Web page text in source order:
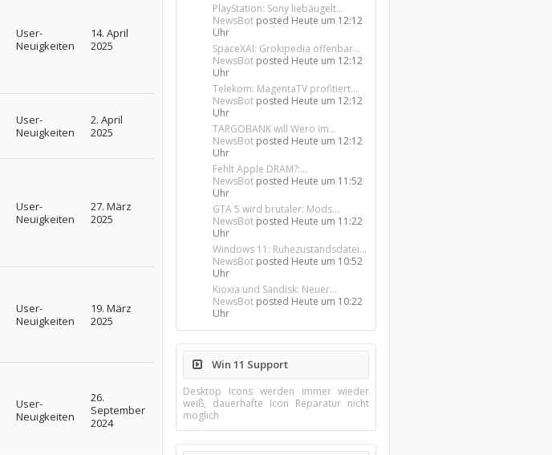
User-
Neuigkeiten
14. April
2025
User-
Neuigkeiten
2. April
2025
User-
Neuigkeiten
27. März
2025
User-
Neuigkeiten
19. März
2025
User-
Neuigkeiten
26.
September
2024
PlayStation: Sony liebäugelt...
NewsBot posted Heute um 12:12
Uhr
SpaceXAI: Grokipedia offenbar...
NewsBot posted Heute um 12:12
Uhr
Telekom: MagentaTV profitiert...
NewsBot posted Heute um 12:12
Uhr
TARGOBANK will Wero im...
NewsBot posted Heute um 12:12
Uhr
Fehlt Apple DRAM?:...
NewsBot posted Heute um 11:52
Uhr
GTA 5 wird brutaler: Mods...
NewsBot posted Heute um 11:22
Uhr
Windows 11: Ruhezustandsdatei...
NewsBot posted Heute um 10:52
Uhr
Kioxia und Sandisk: Neuer...
NewsBot posted Heute um 10:22
Uhr
Win 11 Support
Desktop Icons werden immer wieder
weiß, dauerhafte Icon Reparatur nicht
möglich